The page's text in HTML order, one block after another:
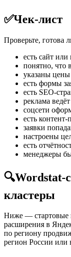
✅Чек-лист
Проверьте, готова
есть сайт или
понятно, что
указаны
есть формы
есть SEO-
реклама
соцсети
есть контент-
заявки
настроены
есть
менеджеры
🔍Wordstat-
кластеры
Ниже — стартовые
расширения в
по региону
регион России или